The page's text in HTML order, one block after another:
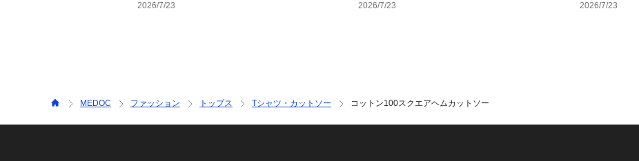
2026/7/23
2026/7/23
2026/7/23
MEDOC ファッション トップス Tシャツ・カットソー コットン100スクエアヘムカットソー